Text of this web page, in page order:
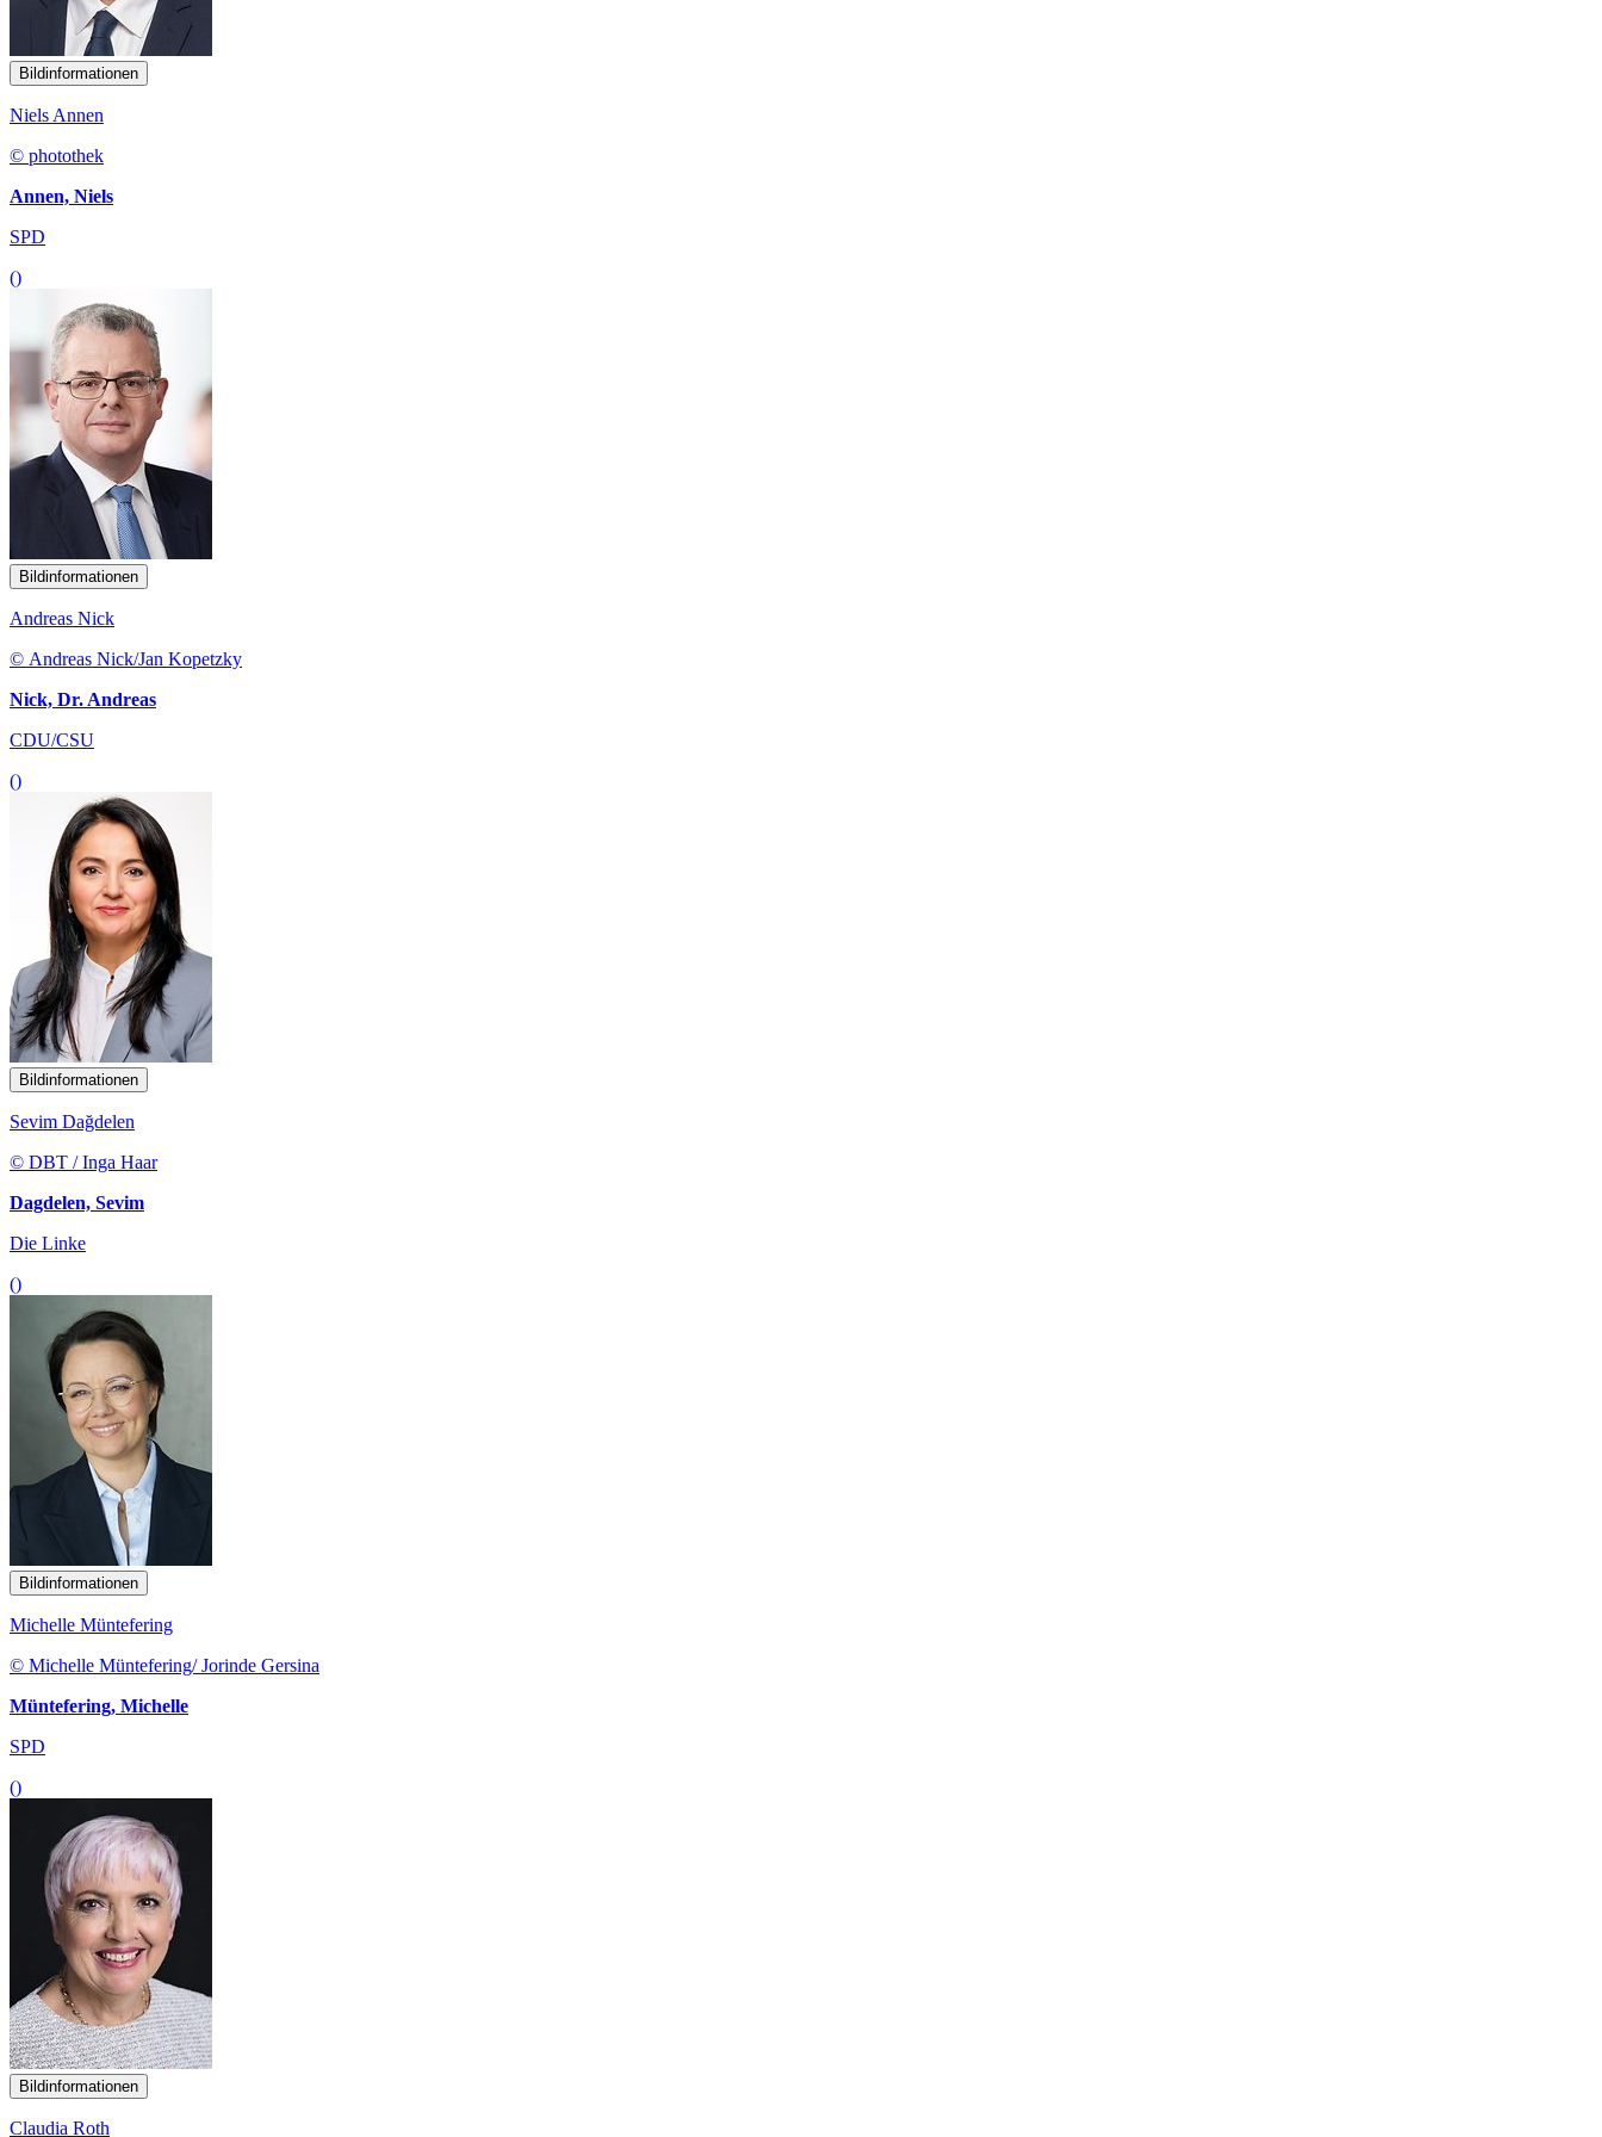
Bildinformationen
Niels Annen
© photothek
Annen, Niels
SPD
()
Bildinformationen
Andreas Nick
© Andreas Nick/Jan Kopetzky
Nick, Dr. Andreas
CDU/CSU
()
Bildinformationen
Sevim Dağdelen
© DBT / Inga Haar
Dagdelen, Sevim
Die Linke
()
Bildinformationen
Michelle Müntefering
© Michelle Müntefering/ Jorinde Gersina
Müntefering, Michelle
SPD
()
Bildinformationen
Claudia Roth